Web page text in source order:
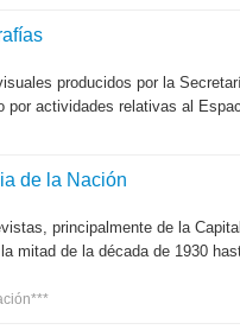
producidos por la
por actividades relativas al
de la Nación
principalmente de la
mitad de la década de 1930